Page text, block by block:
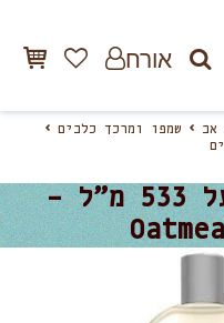
אורח
אב
שמפו ומרכך כלבים
שמפו שיבולת שועל 533 מ”ל –